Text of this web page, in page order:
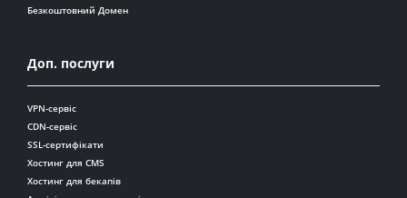
Безкоштовний Домен
Доп. послуги
VPN-сервіс
CDN-сервіс
SSL-сертифікати
Хостинг для CMS
Хостинг для бекапів